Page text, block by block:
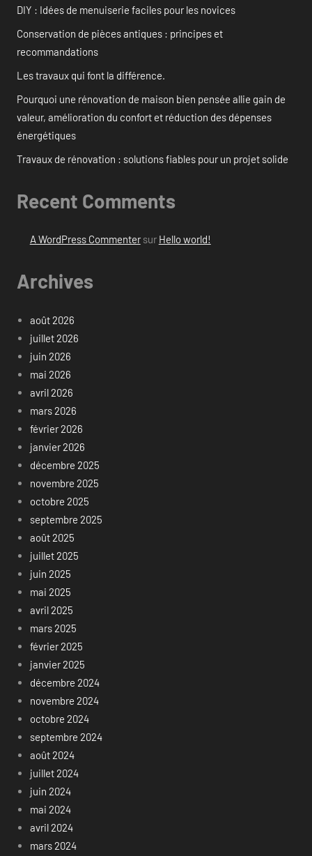
DIY : Idées de menuiserie faciles pour les novices
Conservation de pièces antiques : principes et
recommandations
Les travaux qui font la différence.
Pourquoi une rénovation de maison bien pensée allie gain de
valeur, amélioration du confort et réduction des dépenses
énergétiques
Travaux de rénovation : solutions fiables pour un projet solide
Recent Comments
A WordPress Commentersur Hello world!
Archives
août 2026
juillet 2026
juin 2026
mai 2026
avril 2026
mars 2026
février 2026
janvier 2026
décembre 2025
novembre 2025
octobre 2025
septembre 2025
août 2025
juillet 2025
juin 2025
mai 2025
avril 2025
mars 2025
février 2025
janvier 2025
décembre 2024
novembre 2024
octobre 2024
septembre 2024
août 2024
juillet 2024
juin 2024
mai 2024
avril 2024
mars 2024